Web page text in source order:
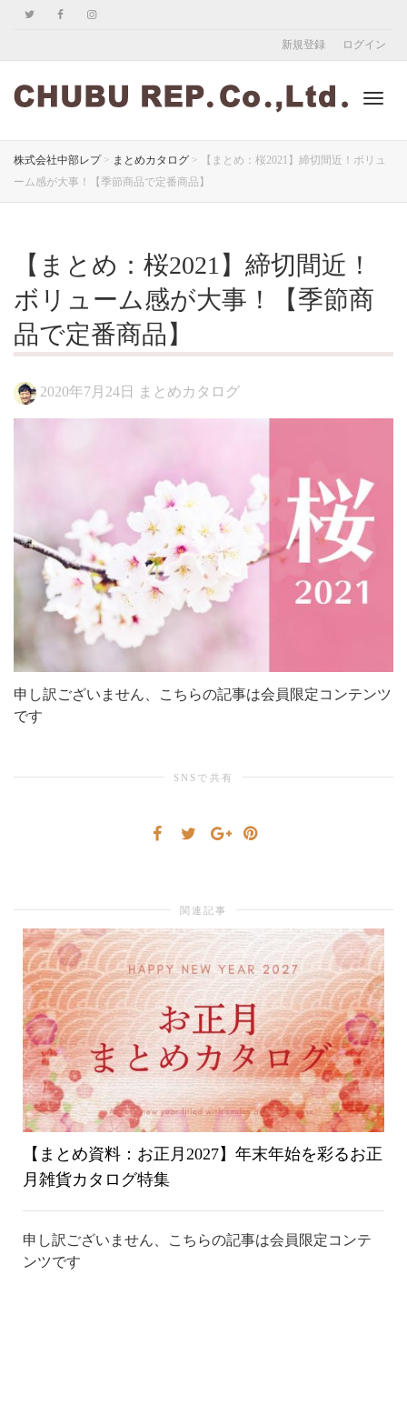
新規登録 ログイン
ゲ
を
替
え
株式会社中部レプ> まとめカタログ >
【まとめ：桜2021】締切間近！ボリュ
ーム感が大事！【季節商品で定番商品】
【まとめ：桜2021】締切間近！
ボリューム感が大事！【季節商
品で定番商品】
2020年7月24日 まとめカタログ
申し訳ございません、こちらの記事は会員限定コンテンツ
です
SNSで共有
関連記事
【まとめ資料：お正月2027】年末年始を彩るお正
月雑貨カタログ特集
申し訳ございません、こちらの記事は会員限定コンテ
ンツです